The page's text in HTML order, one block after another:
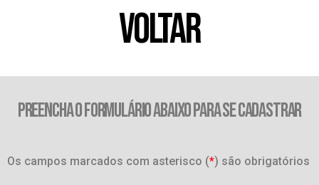
VOLTAR
PREENCHA O FORMULÁRIO ABAIXO PARA SE CADASTRAR
Os campos marcados com asterisco (*) são obrigatórios